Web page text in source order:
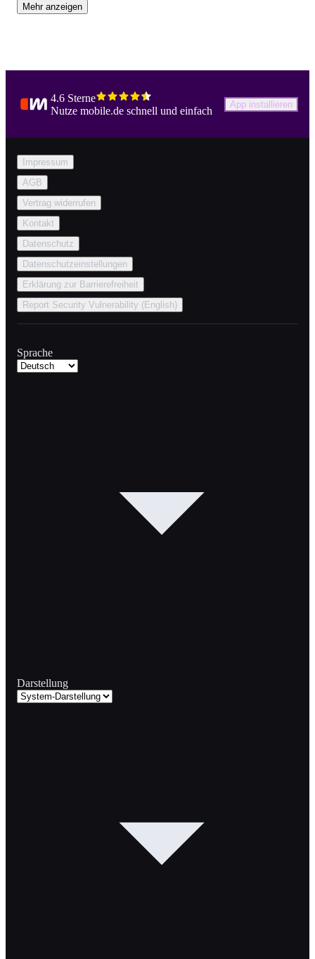
Mehr anzeigen
4.6 Sterne
Nutze mobile.de schnell und einfach
App installieren
Impressum
AGB
Vertrag widerrufen
Kontakt
Datenschutz
Datenschutzeinstellungen
Erklärung zur Barrierefreiheit
Report Security Vulnerability (English)
Sprache
Darstellung